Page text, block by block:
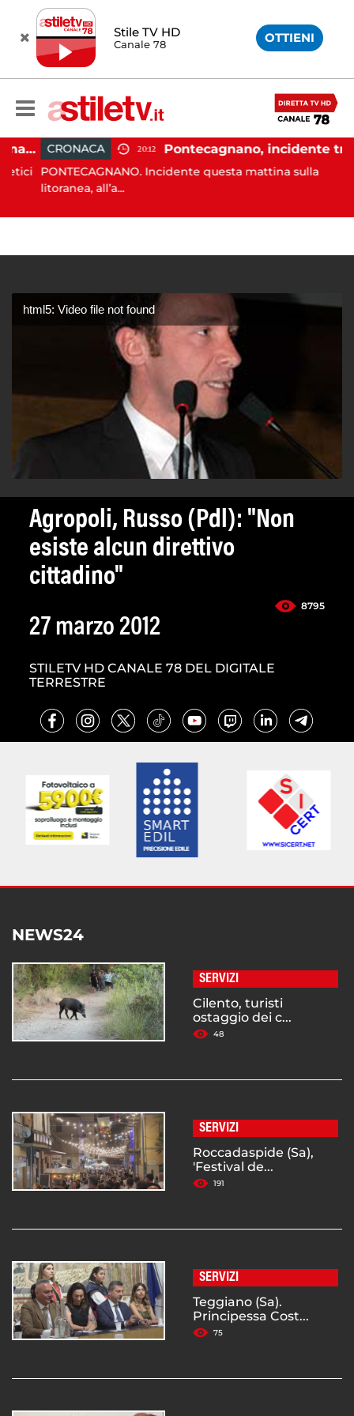
Stile TV HD
Canale 78 OTTIENI
Carburanti, la guardia di finanza rafforza i controlli: sequestri e denunce anche a Napoli CRONACA 20:12 Pontecagnano, incidente tra due auto: 4 feriti
PONTECAGNANO. Incidente questa mattina sulla
litoranea, all’a...
html5: Video file not found
Agropoli, Russo (Pdl): "Non
esiste alcun direttivo
cittadino"
8795
27 marzo 2012
STILETV HD CANALE 78 DEL DIGITALE
TERRESTRE
NEWS24
SERVIZI
Cilento, turisti
ostaggio dei c...
48
SERVIZI
Roccadaspide (Sa),
'Festival de...
191
SERVIZI
Teggiano (Sa).
Principessa Cost...
75